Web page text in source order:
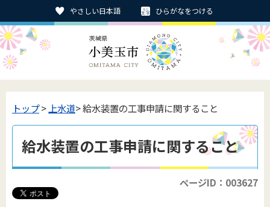
やさしい日本語 ひらがなをつける
トップ> 上水道> 給水装置の工事申請に関すること
給水装置の工事申請に関すること
ページID：003627